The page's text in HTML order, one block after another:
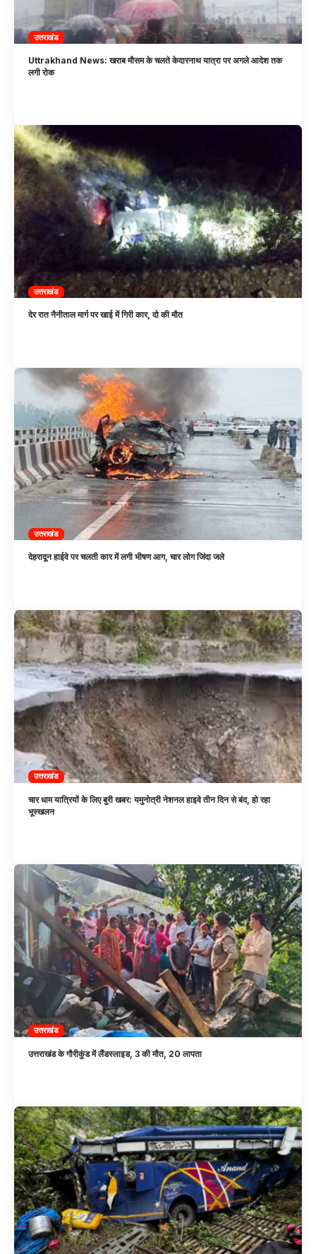
उत्तराखंड
Uttrakhand News: खराब मौसम के चलते केदारनाथ यात्रा पर अगले आदेश तक
लगी रोक
उत्तराखंड
देर रात नैनीताल मार्ग पर खाई में गिरी कार, दो की मौत
उत्तराखंड
देहरादून हाईवे पर चलती कार में लगी भीषण आग, चार लोग जिंदा जले
उत्तराखंड
चार धाम यात्रियों के लिए बुरी खबर: यमुनोत्री नेशनल हाइवे तीन दिन से बंद, हो रहा
भूस्खलन
उत्तराखंड
उत्तराखंड के गौरीकुंड में लैंडस्लाइड, 3 की मौत, 20 लापता